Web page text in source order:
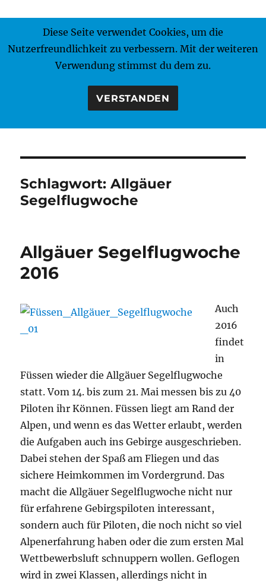
MENÜ
Schlagwort:Allgäuer
Segelflugwoche
Allgäuer Segelflugwoche
2016
Auch
2016
findet
in
Füssen wieder die Allgäuer Segelflugwoche
statt. Vom 14. bis zum 21. Mai messen bis zu 40
Piloten ihr Können. Füssen liegt am Rand der
Alpen, und wenn es das Wetter erlaubt, werden
die Aufgaben auch ins Gebirge ausgeschrieben.
Dabei stehen der Spaß am Fliegen und das
sichere Heimkommen im Vordergrund. Das
macht die Allgäuer Segelflugwoche nicht nur
für erfahrene Gebirgspiloten interessant,
sondern auch für Piloten, die noch nicht so viel
Alpenerfahrung haben oder die zum ersten Mal
Wettbewerbsluft schnuppern wollen. Geflogen
wird in zwei Klassen, allerdings nicht in
Diese Seite verwendet Cookies, um die
Nutzerfreundlichkeit zu verbessern. Mit der weiteren
Verwendung stimmst du dem zu.
VERSTANDEN